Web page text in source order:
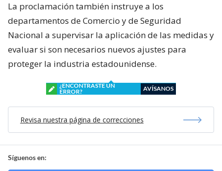
La proclamación también instruye a los
departamentos de Comercio y de Seguridad
Nacional a supervisar la aplicación de las medidas y
evaluar si son necesarios nuevos ajustes para
proteger la industria estadounidense.
¿ENCONTRASTE UN
ERROR?
AVÍSANOS
Revisa nuestra página de correcciones
Síguenos en: